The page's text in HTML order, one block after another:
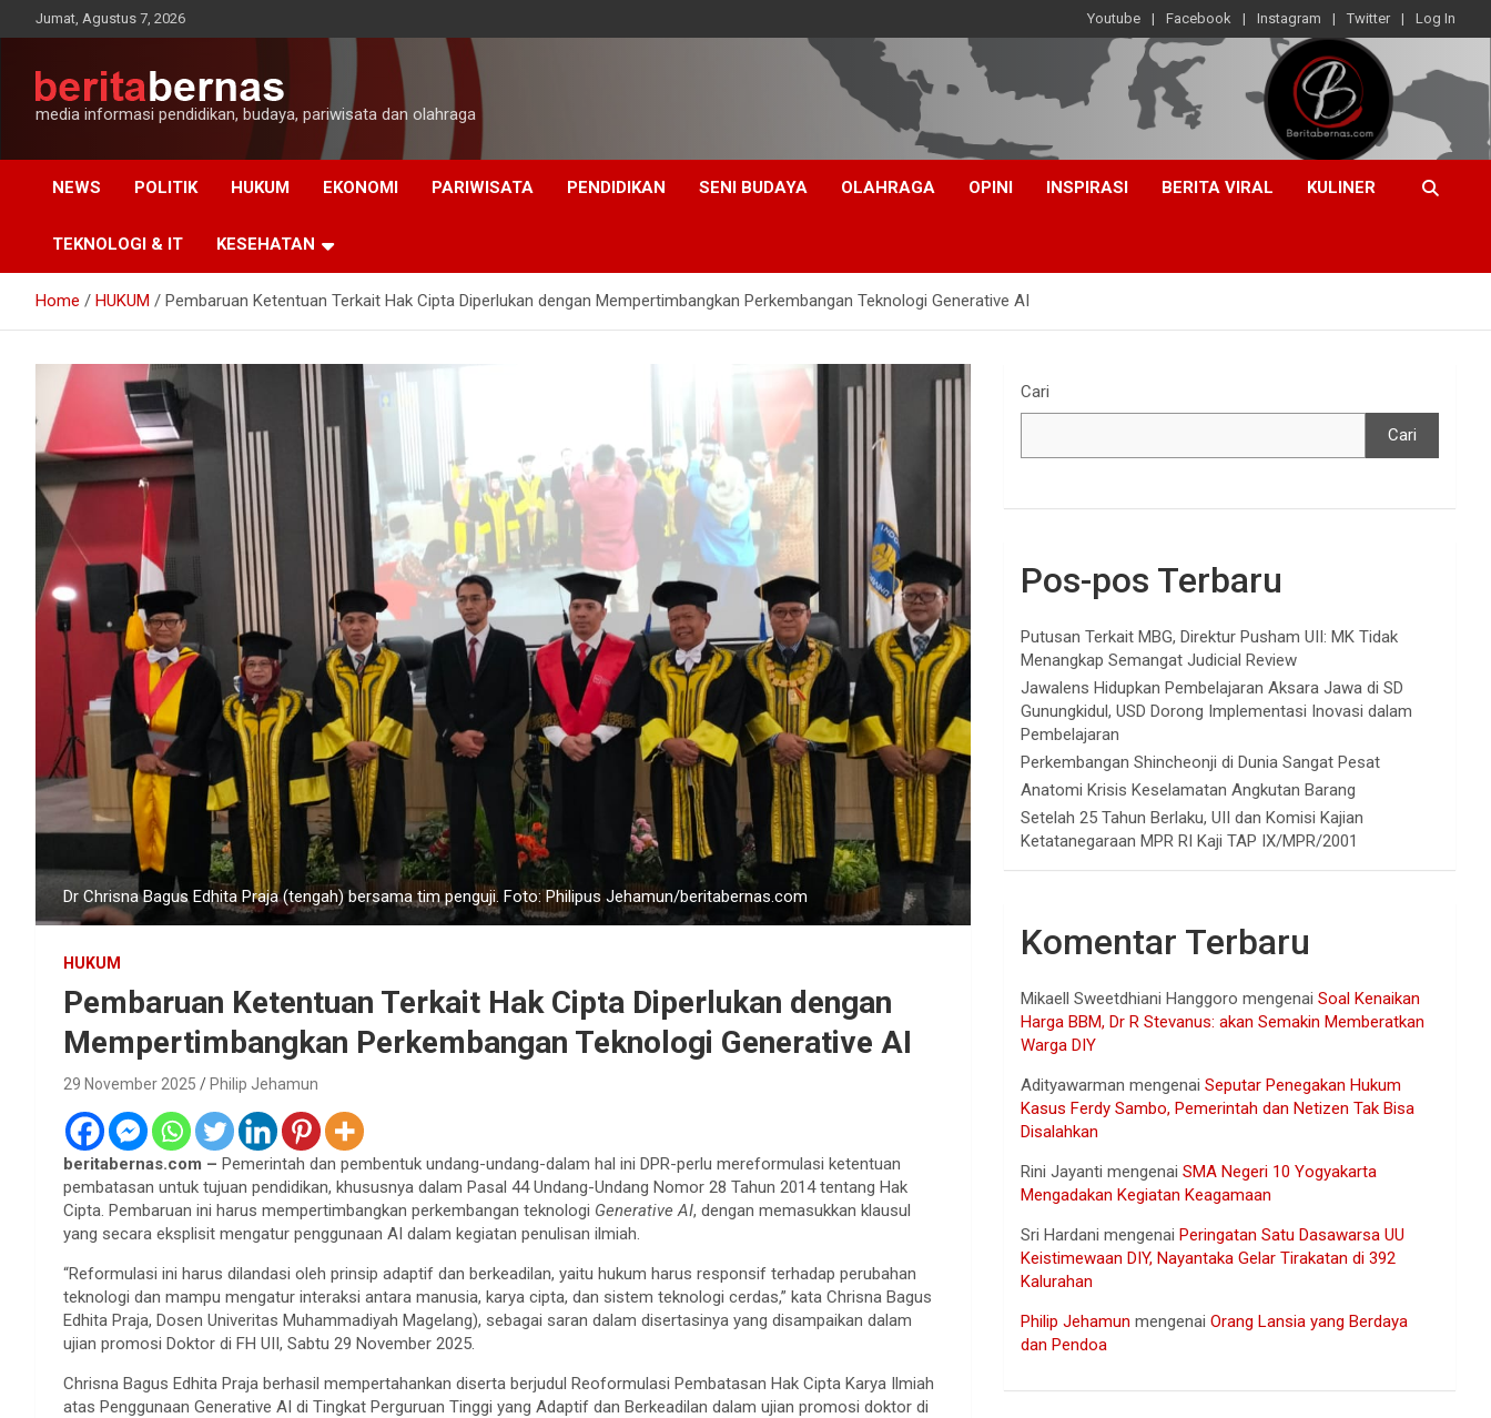
to
Jumat, Agustus 7, 2026 Youtube Facebook Instagram Twitter Log In
media informasi pendidikan, budaya, pariwisata dan olahraga
NEWS POLITIK HUKUM EKONOMI PARIWISATA PENDIDIKAN SENI BUDAYA OLAHRAGA OPINI INSPIRASI BERITA VIRAL KULINER
TEKNOLOGI & IT KESEHATAN
Home HUKUM Pembaruan Ketentuan Terkait Hak Cipta Diperlukan dengan Mempertimbangkan Perkembangan Teknologi Generative AI
Dr Chrisna Bagus Edhita Praja (tengah) bersama tim penguji. Foto: Philipus Jehamun/beritabernas.com
HUKUM
Pembaruan Ketentuan Terkait Hak Cipta Diperlukan dengan
Mempertimbangkan Perkembangan Teknologi Generative AI
29 November 2025 Philip Jehamun
beritabernas.com – Pemerintah dan pembentuk undang-undang-dalam hal ini DPR-perlu mereformulasi ketentuan
pembatasan untuk tujuan pendidikan, khususnya dalam Pasal 44 Undang-Undang Nomor 28 Tahun 2014 tentang Hak
Cipta. Pembaruan ini harus mempertimbangkan perkembangan teknologi Generative AI, dengan memasukkan klausul
yang secara eksplisit mengatur penggunaan AI dalam kegiatan penulisan ilmiah.
“Reformulasi ini harus dilandasi oleh prinsip adaptif dan berkeadilan, yaitu hukum harus responsif terhadap perubahan
teknologi dan mampu mengatur interaksi antara manusia, karya cipta, dan sistem teknologi cerdas,” kata Chrisna Bagus
Edhita Praja, Dosen Univeritas Muhammadiyah Magelang), sebagai saran dalam disertasinya yang disampaikan dalam
ujian promosi Doktor di FH UII, Sabtu 29 November 2025.
Chrisna Bagus Edhita Praja berhasil mempertahankan diserta berjudul Reoformulasi Pembatasan Hak Cipta Karya Ilmiah
atas Penggunaan Generative AI di Tingkat Perguruan Tinggi yang Adaptif dan Berkeadilan dalam ujian promosi doktor di
Cari
Cari
Pos-pos Terbaru
Putusan Terkait MBG, Direktur Pusham UII: MK Tidak
Menangkap Semangat Judicial Review
Jawalens Hidupkan Pembelajaran Aksara Jawa di SD
Gunungkidul, USD Dorong Implementasi Inovasi dalam
Pembelajaran
Perkembangan Shincheonji di Dunia Sangat Pesat
Anatomi Krisis Keselamatan Angkutan Barang
Setelah 25 Tahun Berlaku, UII dan Komisi Kajian
Ketatanegaraan MPR RI Kaji TAP IX/MPR/2001
Komentar Terbaru
Mikaell Sweetdhiani Hanggoro mengenaiSoal Kenaikan
Harga BBM, Dr R Stevanus: akan Semakin Memberatkan
Warga DIY
Adityawarman mengenaiSeputar Penegakan Hukum
Kasus Ferdy Sambo, Pemerintah dan Netizen Tak Bisa
Disalahkan
Rini Jayanti mengenaiSMA Negeri 10 Yogyakarta
Mengadakan Kegiatan Keagamaan
Sri Hardani mengenaiPeringatan Satu Dasawarsa UU
Keistimewaan DIY, Nayantaka Gelar Tirakatan di 392
Kalurahan
Philip Jehamun mengenaiOrang Lansia yang Berdaya
dan Pendoa